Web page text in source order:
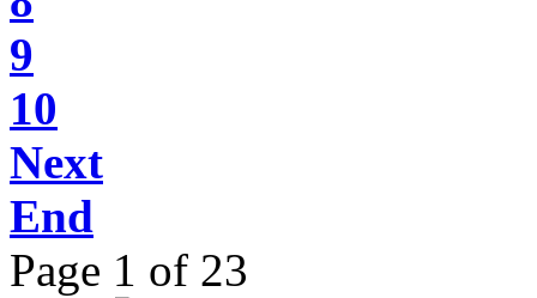
9
10
Next
End
Page 1 of 23